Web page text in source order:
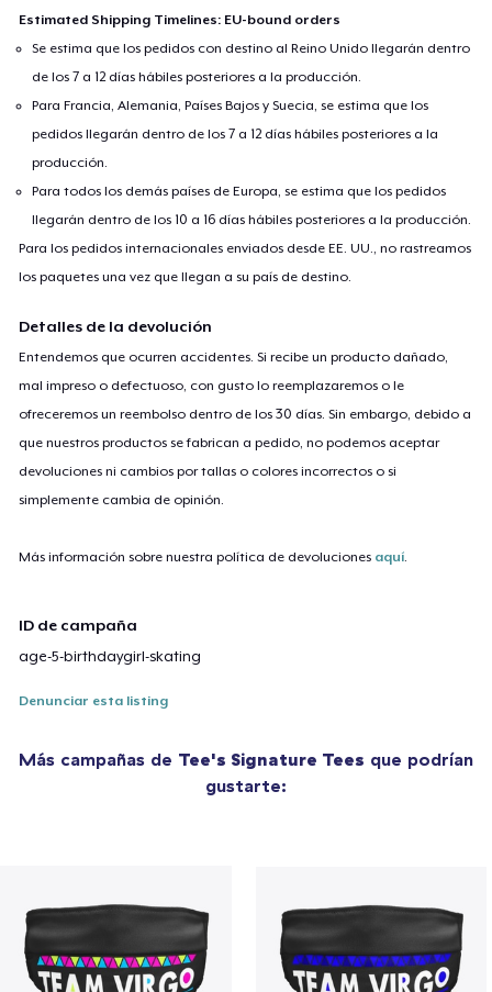
Estimated Shipping Timelines: EU-bound orders
Se estima que los pedidos con destino al Reino Unido llegarán dentro
de los 7 a 12 días hábiles posteriores a la producción.
Para Francia, Alemania, Países Bajos y Suecia, se estima que los
pedidos llegarán dentro de los 7 a 12 días hábiles posteriores a la
producción.
Para todos los demás países de Europa, se estima que los pedidos
llegarán dentro de los 10 a 16 días hábiles posteriores a la producción.
Para los pedidos internacionales enviados desde EE. UU., no rastreamos
los paquetes una vez que llegan a su país de destino.
Detalles de la devolución
Entendemos que ocurren accidentes. Si recibe un producto dañado,
mal impreso o defectuoso, con gusto lo reemplazaremos o le
ofreceremos un reembolso dentro de los 30 días. Sin embargo, debido a
que nuestros productos se fabrican a pedido, no podemos aceptar
devoluciones ni cambios por tallas o colores incorrectos o si
simplemente cambia de opinión.
Más información sobre nuestra política de devoluciones aquí
ID de campaña
age-5-birthdaygirl-skating
Denunciar esta listing
Más campañas de Tee's Signature Tees que podrían
gustarte: